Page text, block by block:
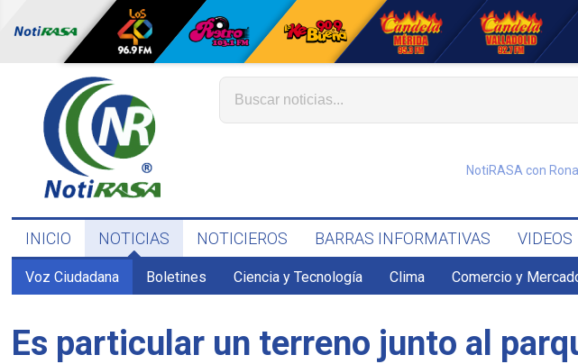
NotiRASA con
INICIO NOTICIAS NOTICIEROS BARRAS INFORMATIVAS VIDEOS
Voz Ciudadana Boletines Ciencia y Tecnología Clima Comercio y
Es particular un terreno junto al